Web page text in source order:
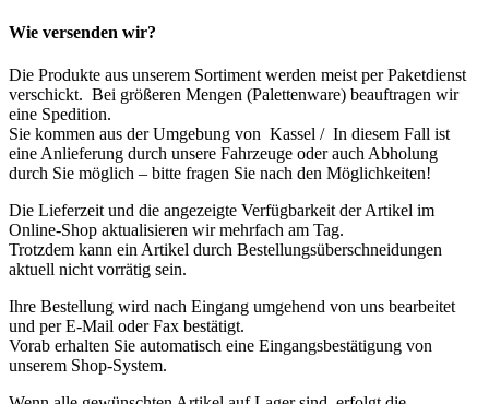
Wie versenden wir?
Die Produkte aus unserem Sortiment werden meist per Paketdienst
verschickt. Bei größeren Mengen (Palettenware) beauftragen wir
eine Spedition.
Sie kommen aus der Umgebung von Kassel / In diesem Fall ist
eine Anlieferung durch unsere Fahrzeuge oder auch Abholung
durch Sie möglich – bitte fragen Sie nach den Möglichkeiten!
Die Lieferzeit und die angezeigte Verfügbarkeit der Artikel im
Online-Shop aktualisieren wir mehrfach am Tag.
Trotzdem kann ein Artikel durch Bestellungsüberschneidungen
aktuell nicht vorrätig sein.
Ihre Bestellung wird nach Eingang umgehend von uns bearbeitet
und per E-Mail oder Fax bestätigt.
Vorab erhalten Sie automatisch eine Eingangsbestätigung von
unserem Shop-System.